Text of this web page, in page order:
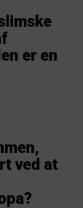
er en
ved at